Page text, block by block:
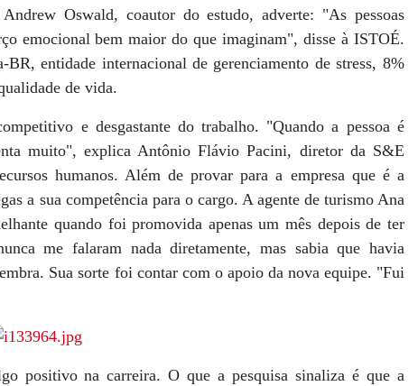
Oswald, coautor do estudo, adverte: "As pessoas
emocional bem maior do que imaginam", disse à ISTOÉ.
entidade internacional de gerenciamento de stress, 8%
de vida.
e desgastante do trabalho. "Quando a pessoa é
muito", explica Antônio Flávio Pacini, diretor da S&E
humanos. Além de provar para a empresa que é a
a sua competência para o cargo. A agente de turismo Ana
quando foi promovida apenas um mês depois de ter
me falaram nada diretamente, mas sabia que havia
Sua sorte foi contar com o apoio da nova equipe. "Fui
positivo na carreira. O que a pesquisa sinaliza é que a